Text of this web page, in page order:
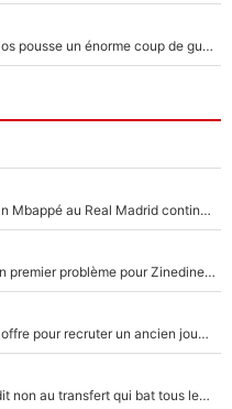
Victime de racisme contre Murray, Kyrgios pousse un énorme coup de gueule !
«C'est une fierté» : La signature de Kylian Mbappé au Real Madrid continue de régaler l'Espagne
Michael Olise : Pierre Ménès annonce un premier problème pour Zinedine Zidane en équipe de France
«C’est un très bon choix» : L'OM fait une offre pour recruter un ancien joueur du PSG... et c'est validé dans l'After Foot !
140M€ pour Yan Diomandé : Le PSG a dit non au transfert qui bat tous les records sur le mercato